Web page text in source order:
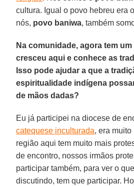
cultura. Igual o povo hebreu era o
nós, povo baniwa, também
Na comunidade, agora tem
cresceu aqui e conhece as
Isso pode ajudar a que a
espiritualidade indígena
de mãos dadas?
Eu já participei na diocese de
catequese inculturada, era muito
região aqui tem muito mais
de encontro, nossos irmãos
participar também, para ver o
discutindo, tem que participar.